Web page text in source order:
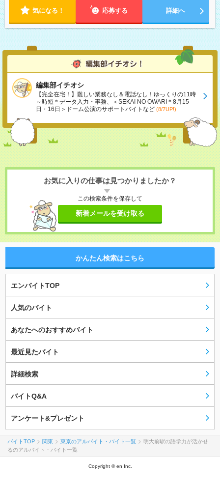
気になる！ 応募する 詳細へ
編集部イチオシ
【完全在宅！】難しい業務なし＆電話なし！ゆっくりの11時
～時短＊データ入力・事務、＜SEKAI NO OWARI＊8月15
日・16日＞ドーム公演のサポートバイトなど (8/7UP!)
お気に入りの仕事は見つかりましたか？
この検索条件を保存して
新着メールを受け取る
かんたん検索はこちら
エンバイトTOP
人気のバイト
あなたへのおすすめバイト
最近見たバイト
詳細検索
バイトQ&A
アンケート&プレゼント
バイトTOP 関東 東京のアルバイト・バイト一覧
明大前駅の語学力が活かせ
るのアルバイト・バイト一覧
Copyright © en Inc.